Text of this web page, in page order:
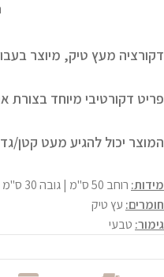
דקורציה מעץ טיק, מיוצר
פריט דקורטיבי מיוחד בצורת
המוצר יכול להגיע מעט קטן/
מידות: רוחב 50 ס"מ | גובה 30 ס"מ |
חומרים: עץ טיק
גימור: טבעי